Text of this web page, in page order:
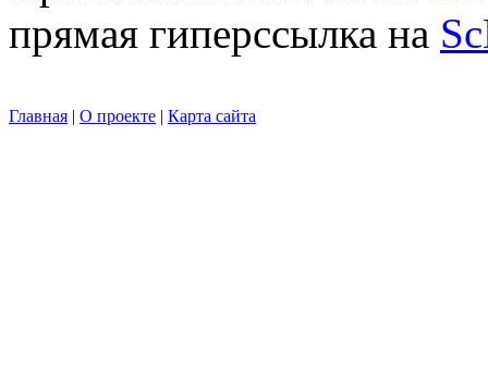
прямая гиперссылка на
Главная | О проекте | Карта сайта